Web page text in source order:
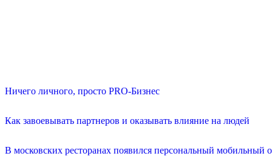
Ничего личного, просто PRO-Бизнес
Как завоевывать партнеров и оказывать влияние на людей
В московских ресторанах появился персональный мобильный